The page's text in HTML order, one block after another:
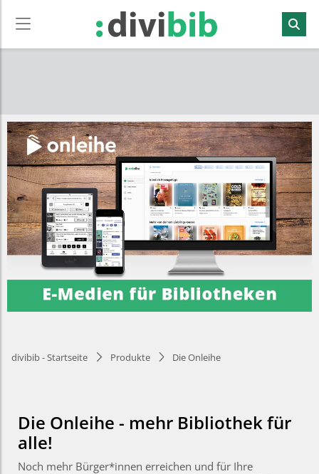
divibib - Startseite Produkte Die Onleihe
Die Onleihe - mehr Bibliothek für
alle!
Noch mehr Bürger*innen erreichen und für Ihre